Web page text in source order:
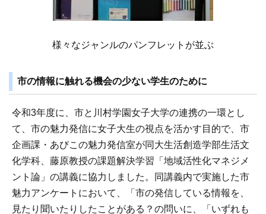
様々なジャンルのパンフレットが並ぶ
市の情報に触れる機会の少ない学生のために
令和3年度に、市と川村学園女子大学の連携の一環とし
て、市の魅力発信に女子大生の視点を活かす目的で、市
企画課・あびこの魅力発信室が同大生活創造学部生活文
化学科、藤原教授の課題解決学習「地域活性化マネジメ
ント論」の講義に協力しました。同講義内で実施した市
魅力アンケートにおいて、「市の発信している情報を、
見たり聞いたりしたことがある？の問いに、「いずれも